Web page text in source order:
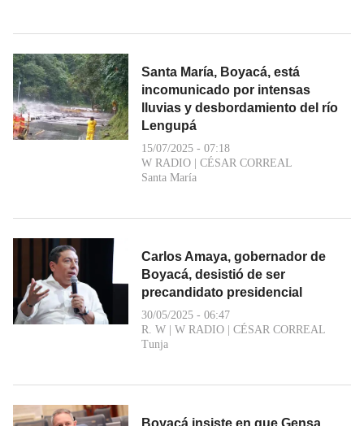
Santa María, Boyacá, está
incomunicado por intensas
lluvias y desbordamiento del río
Lengupá
15/07/2025 - 07:18
W RADIO | CÉSAR CORREAL
Santa María
Carlos Amaya, gobernador de
Boyacá, desistió de ser
precandidato presidencial
30/05/2025 - 06:47
R. W | W RADIO | CÉSAR CORREAL
Tunja
Boyacá insiste en que Gensa